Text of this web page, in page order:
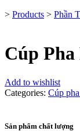
> Products > Phần
Cúp
Add to wishlist
Categories: Cúp
Sản phẩm chất lượng